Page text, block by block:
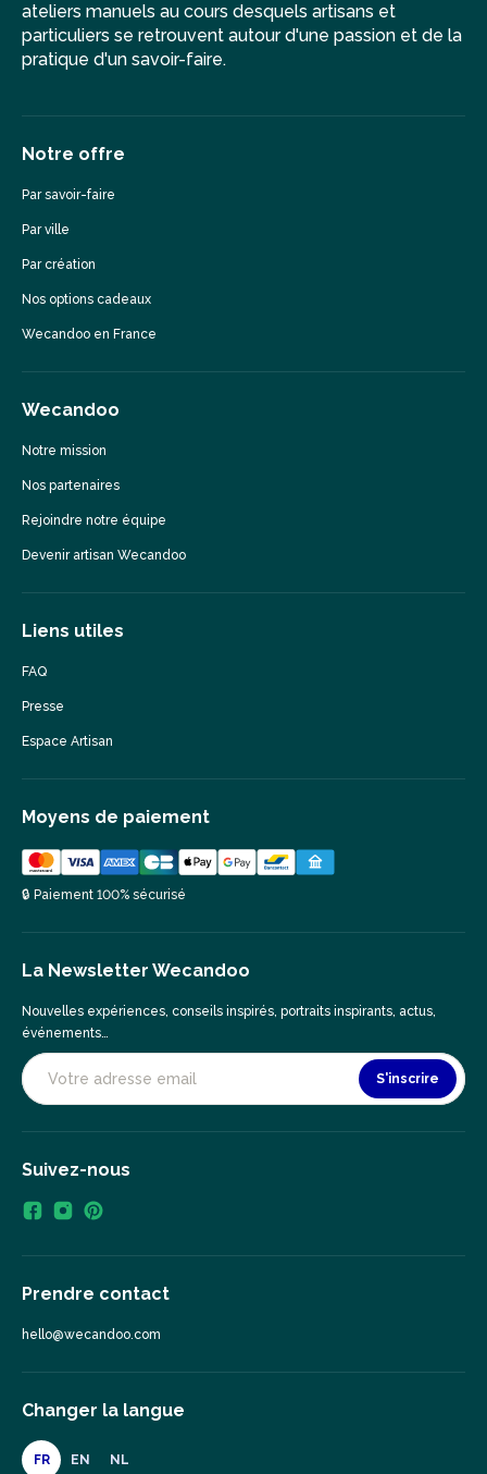
ateliers manuels au cours desquels artisans et
particuliers se retrouvent autour d'une passion et de la
pratique d'un savoir-faire.
Notre offre
Par savoir-faire
Par ville
Par création
Nos options cadeaux
Wecandoo en France
Wecandoo
Notre mission
Nos partenaires
Rejoindre notre équipe
Devenir artisan Wecandoo
Liens utiles
FAQ
Presse
Espace Artisan
Moyens de paiement
🔒 Paiement 100% sécurisé
La Newsletter Wecandoo
Nouvelles expériences, conseils inspirés, portraits inspirants, actus,
événements…
S'inscrire
Suivez-nous
Prendre contact
hello@wecandoo.com
Changer la langue
FR EN NL